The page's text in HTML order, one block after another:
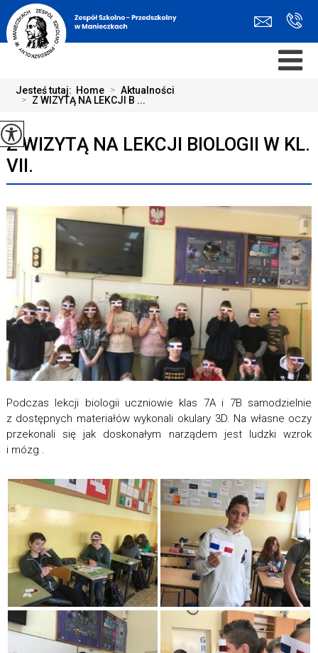
Jesteś tutaj: Home > Aktualności
> Z WIZYTĄ NA LEKCJI B ...
Z WIZYTĄ NA LEKCJI BIOLOGII W KL.
VII.
Podczas lekcji biologii uczniowie klas 7A i 7B samodzielnie
z dostępnych materiałów wykonali okulary 3D. Na własne oczy
przekonali się jak doskonałym narządem jest ludzki wzrok
i mózg .